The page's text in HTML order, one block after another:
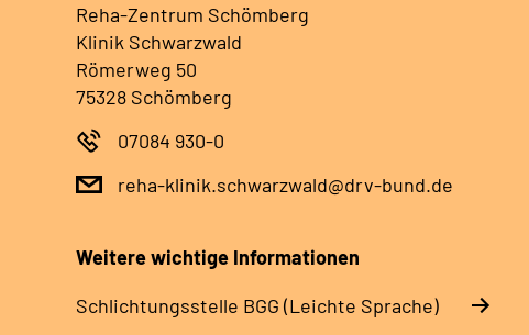
Reha-Zentrum Schömberg
Klinik Schwarzwald
Römerweg 50
75328 Schömberg
07084 930-0
reha-klinik.schwarzwald@drv-bund.de
Weitere wichtige Informationen
Schlich­tungs­stel­le BGG (Leichte Sprache)